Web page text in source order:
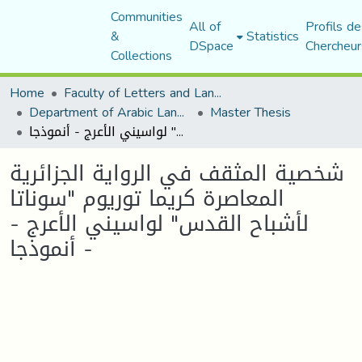
Communities
&
Collections
All of
DSpace Statistics Profils
Home
Faculty of Letters and Languages
Department of Arabic Language and Literature Master Thesis
شخصية المثقف في الرواية الجزائرية المعاصرة كريما توريوم "سوناتا لأشباح القدس" لواسيني الأعرج - أنموذجا -
شخصية المثقف في الرواية الجزائرية
المعاصرة كريما توريوم "سوناتا
لأشباح القدس" لواسيني الأعرج -
أنموذجا -